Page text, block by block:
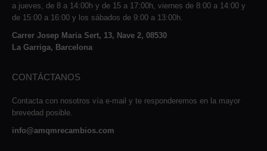
a jueves, de 8 a 14:00h y de 15 a 17:00h, viernes de 8:00 a 14:00 y
de 15:00 a 16:00 y los sábados de 9:00 a 13:00h.
Carrer Josep Maria Sert, 13, Nave 2, 08530
La Garriga, Barcelona
CONTÁCTANOS
Contacta con nosotros vía e-mail y te responderemos en la mayor
brevedad posible.
info@amqmrecambios.com